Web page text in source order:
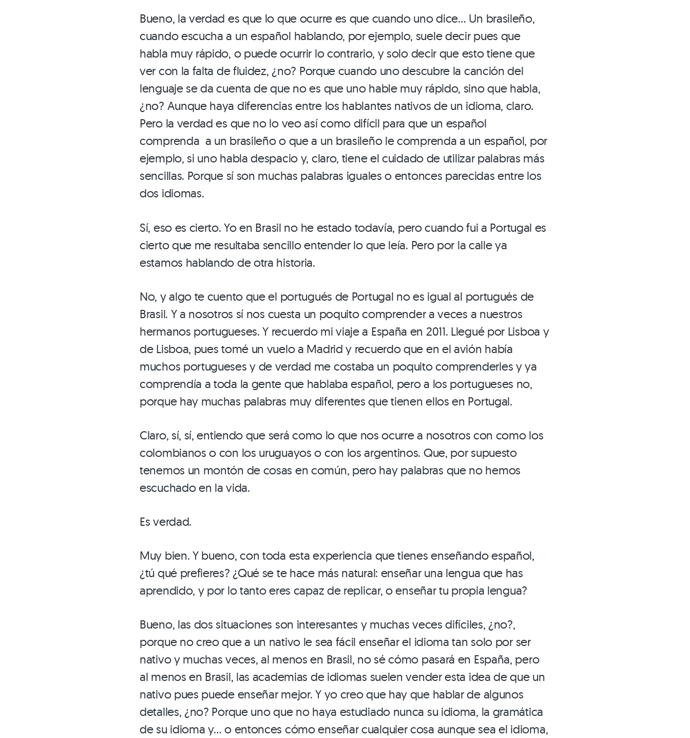
Bueno, la verdad es que lo que ocurre es que cuando uno dice… Un brasileño,
cuando escucha a un español hablando, por ejemplo, suele decir pues que
habla muy rápido, o puede ocurrir lo contrario, y solo decir que esto tiene que
ver con la falta de fluidez, ¿no? Porque cuando uno descubre la canción del
lenguaje se da cuenta de que no es que uno hable muy rápido, sino que habla,
¿no? Aunque haya diferencias entre los hablantes nativos de un idioma, claro.
Pero la verdad es que no lo veo así como difícil para que un español
comprenda a un brasileño o que a un brasileño le comprenda a un español, por
ejemplo, si uno habla despacio y, claro, tiene el cuidado de utilizar palabras más
sencillas. Porque sí son muchas palabras iguales o entonces parecidas entre los
dos idiomas.
Sí, eso es cierto. Yo en Brasil no he estado todavía, pero cuando fui a Portugal es
cierto que me resultaba sencillo entender lo que leía. Pero por la calle ya
estamos hablando de otra historia.
No, y algo te cuento que el portugués de Portugal no es igual al portugués de
Brasil. Y a nosotros sí nos cuesta un poquito comprender a veces a nuestros
hermanos portugueses. Y recuerdo mi viaje a España en 2011. Llegué por Lisboa y
de Lisboa, pues tomé un vuelo a Madrid y recuerdo que en el avión había
muchos portugueses y de verdad me costaba un poquito comprenderles y ya
comprendía a toda la gente que hablaba español, pero a los portugueses no,
porque hay muchas palabras muy diferentes que tienen ellos en Portugal.
Claro, sí, sí, entiendo que será como lo que nos ocurre a nosotros con como los
colombianos o con los uruguayos o con los argentinos. Que, por supuesto
tenemos un montón de cosas en común, pero hay palabras que no hemos
escuchado en la vida.
Es verdad.
Muy bien. Y bueno, con toda esta experiencia que tienes enseñando español,
¿tú qué prefieres? ¿Qué se te hace más natural: enseñar una lengua que has
aprendido, y por lo tanto eres capaz de replicar, o enseñar tu propia lengua?
Bueno, las dos situaciones son interesantes y muchas veces difíciles, ¿no?,
porque no creo que a un nativo le sea fácil enseñar el idioma tan solo por ser
nativo y muchas veces, al menos en Brasil, no sé cómo pasará en España, pero
al menos en Brasil, las academias de idiomas suelen vender esta idea de que un
nativo pues puede enseñar mejor. Y yo creo que hay que hablar de algunos
detalles, ¿no? Porque uno que no haya estudiado nunca su idioma, la gramática
de su idioma y… o entonces cómo enseñar cualquier cosa aunque sea el idioma,